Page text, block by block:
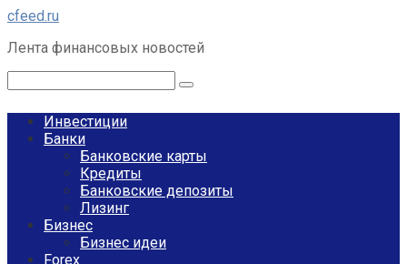
Перейти
контенту
cfeed.ru
Лента финансовых новостей
Инвестиции
Банки
Банковские карты
Кредиты
Банковские депозиты
Лизинг
Бизнес
Бизнес идеи
Forex